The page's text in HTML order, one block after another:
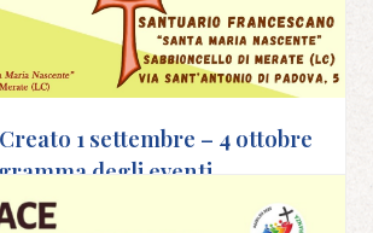
1 settembre – 4 ottobre
degli eventi